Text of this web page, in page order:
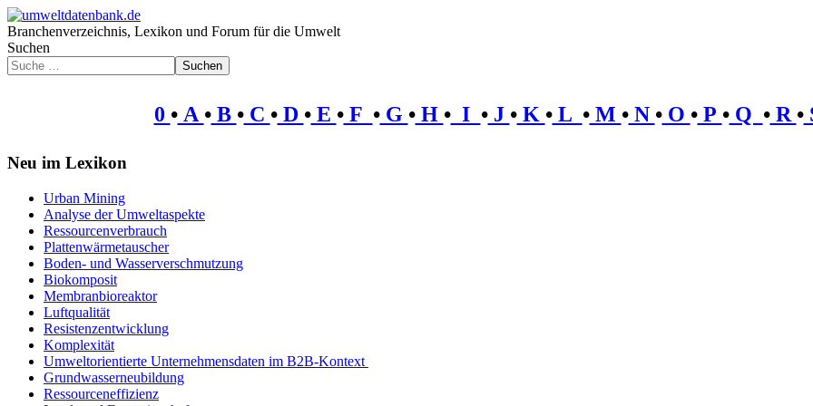
Branchenverzeichnis, Lexikon und Forum für die Umwelt
Suchen
Suchen
0 •A •B •C •D •E •F •G •H •I •J •K •L •M •N •O •P •Q •R •
Neu im Lexikon
Urban Mining
Analyse der Umweltaspekte
Ressourcenverbrauch
Plattenwärmetauscher
Boden- und Wasserverschmutzung
Biokomposit
Membranbioreaktor
Luftqualität
Resistenzentwicklung
Komplexität
Umweltorientierte Unternehmensdaten im B2B-Kontext
Grundwasserneubildung
Ressourceneffizienz